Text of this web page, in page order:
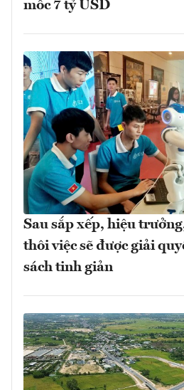
mốc 7 tỷ USD
Sau sắp xếp, hiệu
thôi việc sẽ được giải
sách tinh giản